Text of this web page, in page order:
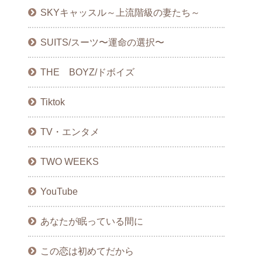
SKYキャッスル～上流階級の妻たち～
SUITS/スーツ〜運命の選択〜
THE BOYZ/ドボイズ
Tiktok
TV・エンタメ
TWO WEEKS
YouTube
あなたが眠っている間に
この恋は初めてだから